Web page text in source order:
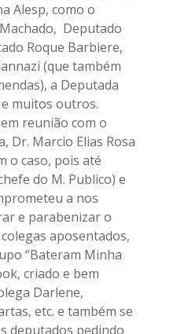
Alesp, como o
Deputado
Roque Barbiere,
(que também
a Deputada
muitos outros.
reunião com o
Dr. Marcio Elias Rosa
o caso, pois até
do M. Publico) e
a nos
e parabenizar o
aposentados,
“Bateram Minha
criado e bem
Darlene,
etc. e também se
deputados pedindo